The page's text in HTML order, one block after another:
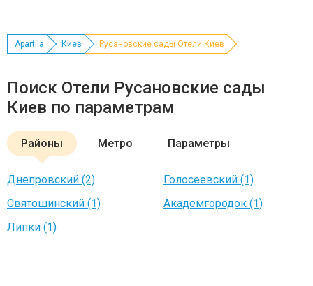
Apartila Киев Русановские сады Отели Киев
Поиск Отели Русановские сады
Киев по параметрам
Районы Метро Параметры
Днепровский (2)
Голосеевский (1)
Святошинский (1)
Академгородок (1)
Липки (1)